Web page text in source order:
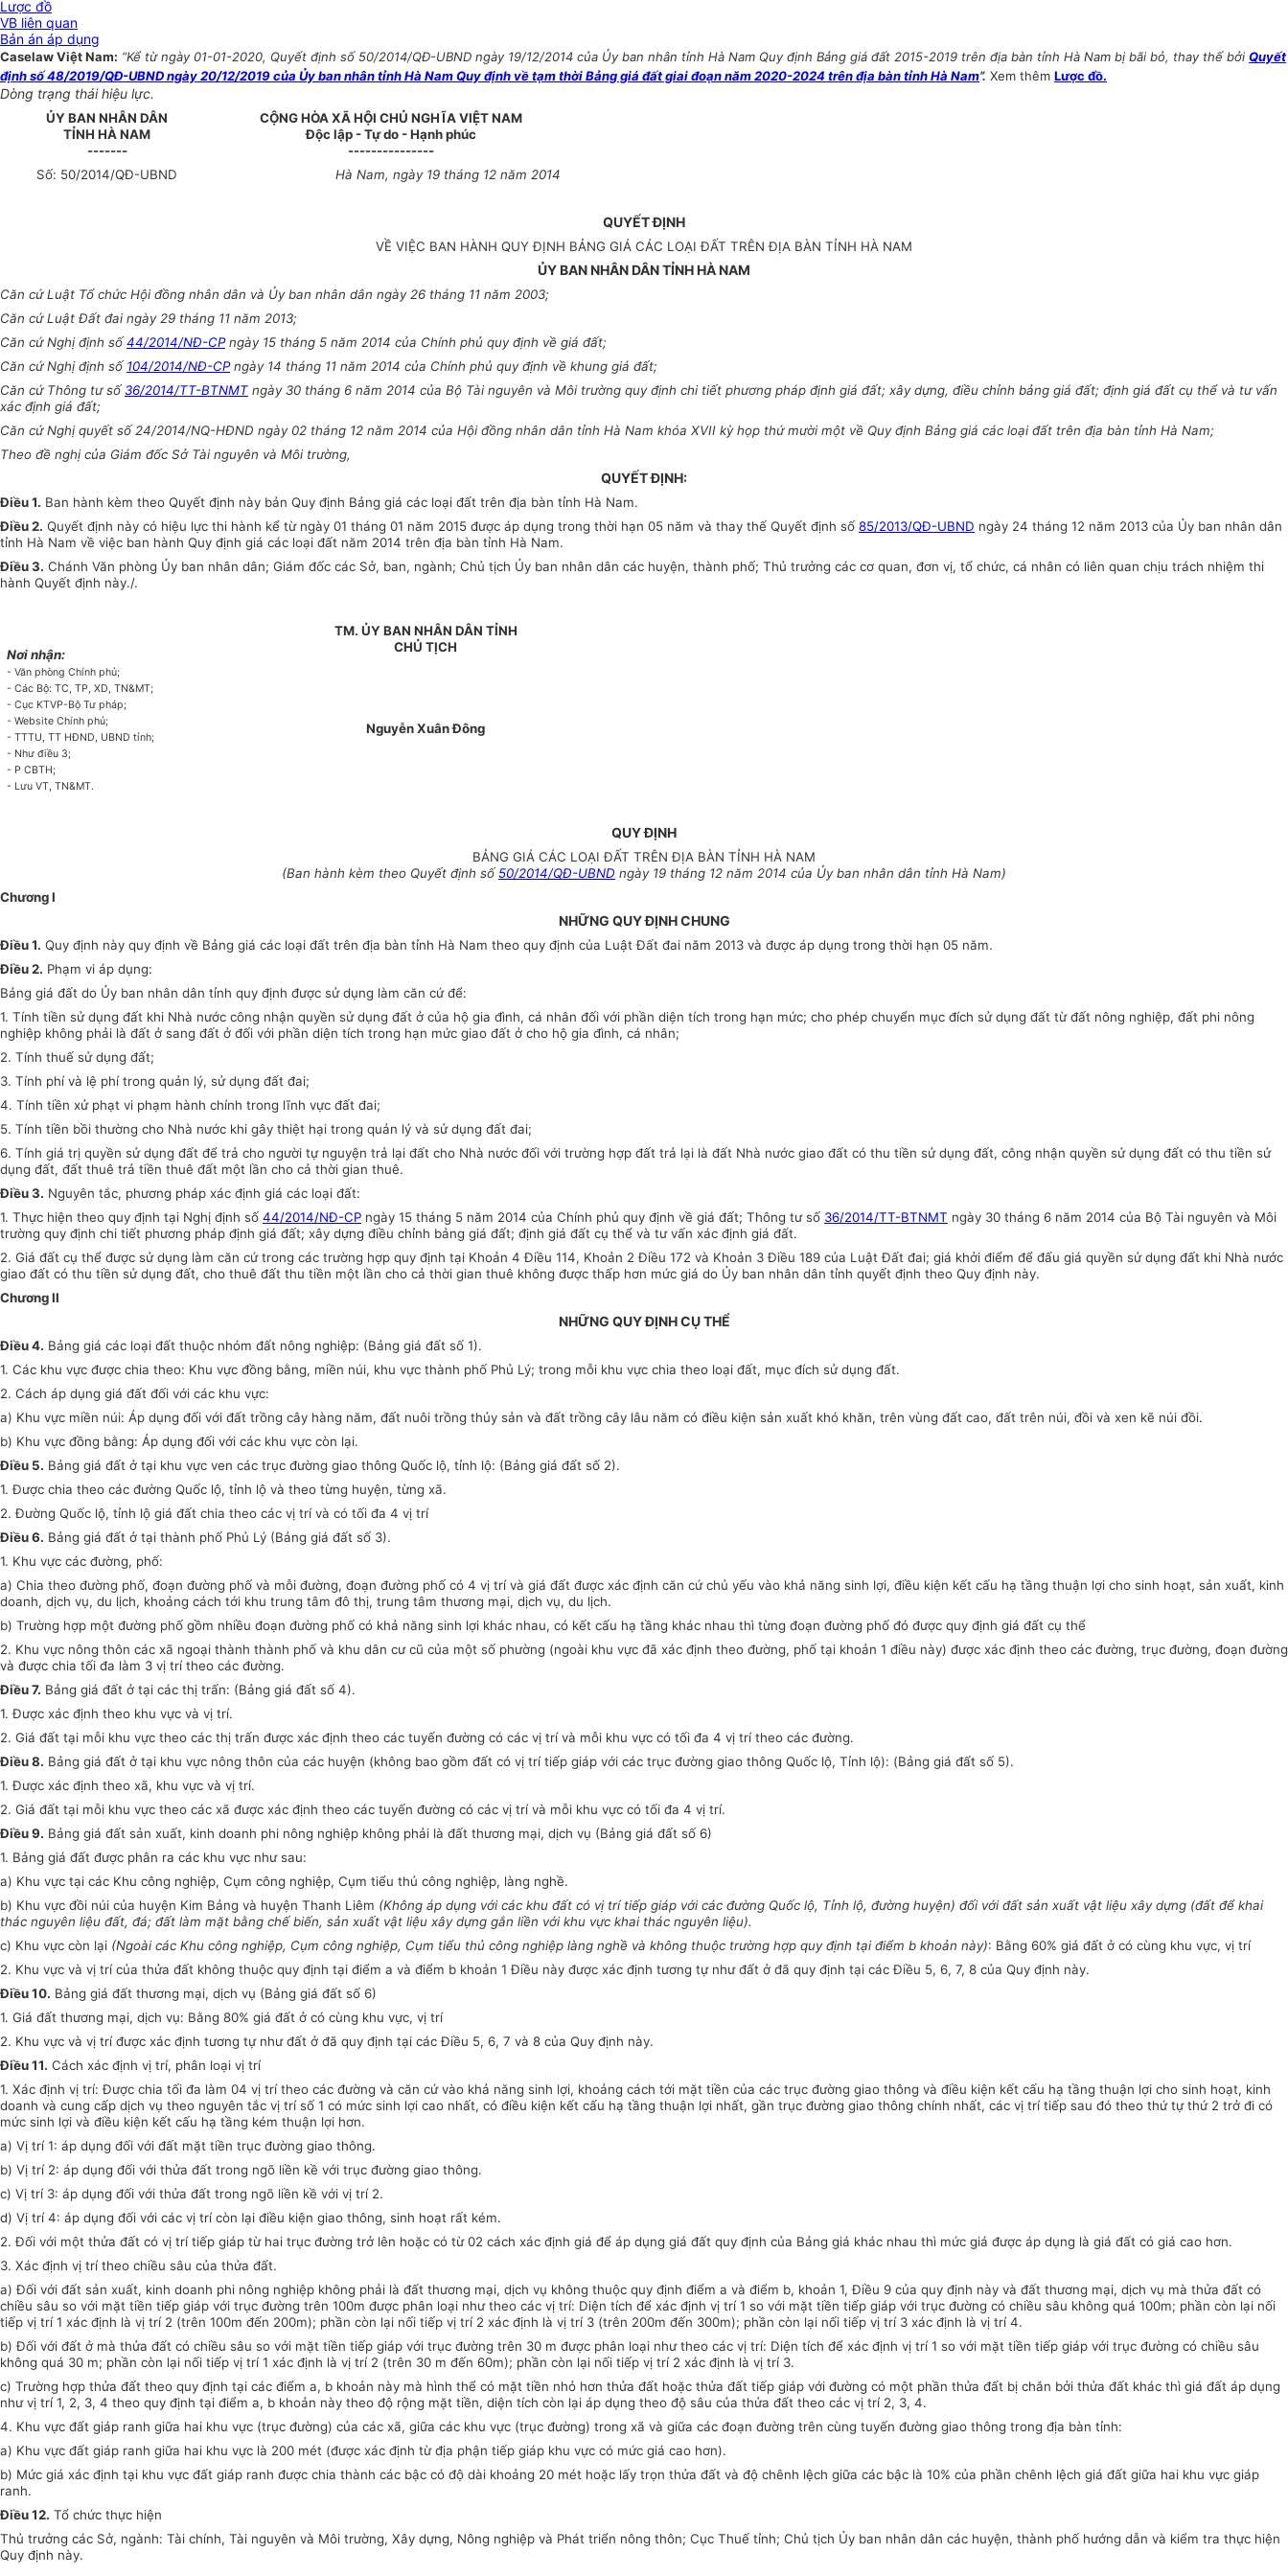
Lược đồ
VB liên quan
Bản án áp dụng
Caselaw Việt Nam: “Kể từ ngày 01-01-2020, Quyết định số 50/2014/QĐ-UBND ngày 19/12/2014 của Ủy ban nhân tỉnh Hà Nam Quy định Bảng giá đất 2015-2019 trên địa bàn tỉnh Hà Nam bị bãi bỏ, thay thế bởi Quyết
định số 48/2019/QĐ-UBND ngày 20/12/2019 của Ủy ban nhân tỉnh Hà Nam Quy định về tạm thời Bảng giá đất giai đoạn năm 2020-2024 trên địa bàn tỉnh Hà Nam”. Xem thêm Lược đồ.
Dòng trạng thái hiệu lực.
ỦY BAN NHÂN DÂN
TỈNH HÀ NAM
-------
CỘNG HÒA XÃ HỘI CHỦ NGHĨA VIỆT NAM
Độc lập - Tự do - Hạnh phúc
---------------
Số: 50/2014/QĐ-UBND Hà Nam, ngày 19tháng 12năm 2014
QUYẾT ĐỊNH
VỀ VIỆC BAN HÀNH QUY ĐỊNH BẢNG GIÁ CÁC LOẠI ĐẤT TRÊN ĐỊA BÀN TỈNH HÀ NAM
ỦY BAN NHÂN DÂN TỈNH HÀ NAM
Căn cứ Luật Tổ chức Hội đồng nhân dân và Ủy ban nhân dân ngày 26 tháng 11 năm 2003;
Căn cứ Luật Đất đai ngày 29 tháng 11 năm 2013;
Căn cứ Nghị định số44/2014/NĐ-CPngày 15 tháng 5 năm 2014 của Chính phủ quy định về giá đất;
Căn cứ Nghị định số 104/2014/NĐ-CPngày 14 tháng 11 năm 2014 của Chính phủ quy định về khung giá đất;
Căn cứ Thông tư số36/2014/TT-BTNMT ngày 30 tháng 6 năm 2014 của Bộ Tài nguyên và Môi trường quy định chi tiết phương pháp định giá đất; xây dựng, điều chỉnh bảng giá đất; định giá đất cụ thể và tư vấn
xác định giá đất;
Căn cứ Nghị quyết số 24/2014/NQ-HĐND ngày 02 tháng 12 năm 2014 của Hội đồng nhân dân tỉnh Hà Nam khóa XVII kỳ họp thứ mười một về Quy định Bảng giá các loại đất trên địa bàn tỉnh Hà Nam;
Theo đề nghị của Giám đốc Sở Tài nguyên và Môi trường,
QUYẾT ĐỊNH:
Điều 1. Ban hành kèm theo Quyết định này bản Quy định Bảng giá các loại đất trên địa bàn tỉnh Hà Nam.
Điều 2. Quyết định này có hiệu lực thi hành kể từ ngày 01 tháng 01 năm 2015 được áp dụng trong thời hạn 05 năm và thay thế Quyết định số 85/2013/QĐ-UBND ngày 24 tháng 12 năm 2013 của Ủy ban nhân dân
tỉnh Hà Nam về việc ban hành Quy định giá các loại đất năm 2014 trên địa bàn tỉnh Hà Nam.
Điều 3. Chánh Văn phòng Ủy ban nhân dân; Giám đốc các Sở, ban, ngành; Chủ tịch Ủy ban nhân dân các huyện, thành phố; Thủ trưởng các cơ quan, đơn vị, tổ chức, cá nhân có liên quan chịu trách nhiệm thi
hành Quyết định này./.
Nơi nhận:
-Văn phòng Chính phủ;
-Các Bộ: TC, TP, XD, TN&MT;
-Cục KTVP-Bộ Tư pháp;
-Website Chínhphủ;
-TTTU, TT HĐND, UBND tỉnh;
- Như điều 3;
- P CBTH;
- Lưu VT, TN&MT.
TM. ỦY BAN NHÂN DÂN TỈNH
CHỦ TỊCH
Nguyễn Xuân Đông
QUY ĐỊNH
BẢNG GIÁ CÁC LOẠI ĐẤT TRÊN ĐỊA BÀN TỈNH HÀ NAM
(Ban hành kèm theo Quyết định số 50/2014/QĐ-UBND ngày 19 tháng 12 năm 2014 của Ủy ban nhân dân tỉnh Hà Nam)
Chương I
NHỮNG QUY ĐỊNH CHUNG
Điều 1. Quy định này quy định về Bảng giá các loại đất trên địa bàn tỉnh Hà Nam theo quy định của Luật Đất đai năm 2013 và được áp dụng trong thời hạn 05 năm.
Điều 2. Phạm vi áp dụng:
Bảng giá đất do Ủy ban nhân dân tỉnh quy định được sử dụng làm căn cứ để:
1. Tính tiền sử dụng đất khi Nhà nước công nhận quyền sử dụng đất ở của hộ gia đình, cá nhân đối với phần diện tích trong hạn mức; cho phép chuyển mục đích sử dụng đất từ đất nông nghiệp, đất phi nông
nghiệp không phải là đất ở sang đất ở đối với phần diện tích trong hạn mức giao đất ở cho hộ gia đình, cá nhân;
2. Tính thuế sử dụng đất;
3. Tính phí và lệ phí trong quản lý, sử dụng đất đai;
4. Tính tiền xử phạt vi phạm hành chính trong lĩnh vực đất đai;
5. Tính tiền bồi thường cho Nhà nước khi gây thiệt hại trong quản lý và sử dụng đất đai;
6. Tính giá trị quyền sử dụng đất để trả cho người tự nguyện trả lại đất cho Nhà nước đối với trường hợp đất trả lại là đất Nhà nước giao đất có thu tiền sử dụng đất, công nhận quyền sử dụng đất có thu tiền sử
dụng đất, đất thuê trả tiền thuê đất một lần cho cả thời gian thuê.
Điều 3. Nguyên tắc, phương pháp xác định giá các loại đất:
1. Thực hiện theo quy định tại Nghị định số 44/2014/NĐ-CP ngày 15 tháng 5 năm 2014 của Chính phủ quy định về giá đất; Thông tư số 36/2014/TT-BTNMT ngày 30 tháng 6 năm 2014 của Bộ Tài nguyên và Môi
trường quy định chi tiết phương pháp định giá đất; xây dựng điều chỉnh bảng giá đất; định giá đất cụ thể và tư vấn xác định giá đất.
2. Giá đất cụ thể được sử dụng làm căn cứ trong các trường hợp quy định tại Khoản 4 Điều 114, Khoản 2 Điều 172 và Khoản 3 Điều 189 của Luật Đất đai; giá khởi điểm để đấu giá quyền sử dụng đất khi Nhà nước
giao đất có thu tiền sử dụng đất, cho thuê đất thu tiền một lần cho cả thời gian thuê không được thấp hơn mức giá do Ủy ban nhân dân tỉnh quyết định theo Quy định này.
Chương II
NHỮNG QUY ĐỊNH CỤ THỂ
Điều 4. Bảng giá các loại đất thuộc nhóm đất nông nghiệp: (Bảng giá đất số 1).
1. Các khu vực được chia theo: Khu vực đồng bằng, miền núi, khu vực thành phố Phủ Lý; trong mỗi khu vực chia theo loại đất, mục đích sử dụng đất.
2. Cách áp dụng giá đất đối với các khu vực:
a) Khu vực miền núi: Áp dụng đối với đất trồng cây hàng năm, đất nuôi trồng thủy sản và đất trồng cây lâu năm có điều kiện sản xuất khó khăn, trên vùng đất cao, đất trên núi, đồi và xen kẽ núi đồi.
b) Khu vực đồng bằng: Áp dụng đối với các khu vực còn lại.
Điều 5. Bảng giá đất ở tại khu vực ven các trục đường giao thông Quốc lộ, tỉnh lộ: (Bảng giá đất số 2).
1.Được chia theo các đường Quốc lộ, tỉnh lộ và theo từng huyện, từng xã.
2.Đường Quốc lộ, tỉnh lộ giá đất chia theo các vị trí và có tối đa 4 vị trí
Điều 6. Bảng giá đất ở tại thành phố Phủ Lý (Bảng giá đất số 3).
1. Khu vực các đường, phố:
a) Chia theo đường phố, đoạn đường phố và mỗi đường, đoạn đường phố có 4 vị trí và giá đất được xác định căn cứ chủ yếu vào khả năng sinh lợi, điều kiện kết cấu hạ tầng thuận lợi cho sinh hoạt, sản xuất, kinh
doanh, dịch vụ, du lịch, khoảng cách tới khu trung tâm đô thị, trung tâm thương mại, dịch vụ, du lịch.
b) Trường hợp một đường phố gồm nhiều đoạn đường phố có khả năng sinh lợi khác nhau, có kết cấu hạ tầng khác nhau thì từng đoạn đường phố đó được quy định giá đất cụ thể
2. Khu vực nông thôn các xã ngoại thành thành phố và khu dân cư cũ của một số phường (ngoài khu vực đã xác định theo đường, phố tại khoản 1 điều này) được xác định theo các đường, trục đường, đoạn đường
và được chia tối đa làm 3 vị trí theo các đường.
Điều 7. Bảng giá đất ở tại các thị trấn: (Bảng giá đất số 4).
1.Được xác định theo khu vực và vị trí.
2. Giá đất tại mỗi khu vực theo các thị trấn được xác định theo các tuyến đường có các vị trí và mỗi khu vực có tối đa 4 vị trí theo các đường.
Điều 8. Bảng giá đất ở tại khu vực nông thôn của các huyện (không bao gồm đất có vị trí tiếp giáp với các trục đường giao thông Quốc lộ, Tỉnh lộ): (Bảng giá đất số 5).
1.Được xác định theo xã, khu vực và vị trí.
2. Giá đất tại mỗi khu vực theo các xã được xác định theo các tuyến đường có các vị trí và mỗi khu vực có tối đa 4 vị trí.
Điều 9. Bảng giá đất sản xuất, kinh doanh phi nông nghiệp không phải là đất thương mại, dịch vụ (Bảng giá đất số 6)
1. Bảng giá đất được phân ra các khu vực như sau:
a) Khu vực tại các Khu công nghiệp, Cụm công nghiệp, Cụm tiểu thủ công nghiệp, làng nghề.
b) Khu vực đồi núi của huyện Kim Bảng và huyện Thanh Liêm (Không áp dụng vớicác khu đất có vị trí tiếp giáp với các đường Quốc lộ, Tỉnh lộ, đường huyện) đối với đất sản xuất vật liệu xây dựng (đất để khai
thác nguyên liệu đất, đá; đất làm mặt bằng chế biến, sản xuất vật liệu xây dựng gắn liền với khu vực khai thác nguyên liệu).
c) Khu vực còn lại (Ngoài các Khu công nghiệp, Cụm công nghiệp, Cụm tiểu thủ công nghiệp làng nghề và không thuộc trường hợp quy định tạiđiểm b khoản này): Bằng 60% giá đất ở có cùng khu vực, vị trí
2. Khu vực và vị trí của thửa đất không thuộc quy định tại điểm a và điểm b khoản 1 Điều này được xác định tương tự như đất ở đã quy định tại các Điều 5, 6, 7, 8 của Quy định này.
Điều 10. Bảng giá đất thương mại, dịch vụ (Bảng giá đất số 6)
1. Giá đất thương mại, dịch vụ: Bằng 80% giá đất ở có cùng khu vực, vị trí
2. Khu vực và vị trí được xác định tương tự như đất ở đã quy định tại các Điều 5, 6, 7 và 8 của Quy định này.
Điều 11. Cách xác định vị trí, phân loại vị trí
1. Xác định vị trí: Được chia tối đa làm 04 vị trí theo các đường và căn cứ vào khả năng sinh lợi, khoảng cách tới mặt tiền của các trục đường giao thông và điều kiện kết cấu hạ tầng thuận lợi cho sinh hoạt, kinh
doanh và cung cấp dịch vụ theo nguyên tắc vị trí số 1 có mức sinh lợi cao nhất, có điều kiện kết cấu hạ tầng thuận lợi nhất, gần trục đường giao thông chính nhất, các vị trí tiếp sau đó theo thứ tự thứ 2 trở đi có
mức sinh lợi và điều kiện kết cấu hạ tầng kém thuận lợi hơn.
a) Vị trí 1: áp dụng đối với đất mặt tiền trục đường giao thông.
b) Vị trí 2: áp dụng đối với thửa đất trong ngõ liền kề với trục đường giao thông.
c) Vị trí 3: áp dụng đối với thửa đất trong ngõ liền kề với vị trí 2.
d) Vị trí 4: áp dụng đối với các vị trí còn lại điều kiện giao thông, sinh hoạt rất kém.
2.Đối với một thửa đất có vị trí tiếp giáp từ hai trục đường trở lên hoặc có từ 02 cách xác định giá để áp dụng giá đất quy định của Bảng giá khác nhau thì mức giá được áp dụng là giá đất có giá cao hơn.
3. Xác định vị trí theo chiều sâu của thửa đất.
a)Đối với đất sản xuất, kinh doanh phi nông nghiệp không phải là đất thương mại, dịch vụ không thuộc quy định điểm a và điểm b, khoản 1, Điều 9 của quy định này và đất thương mại, dịch vụ mà thửa đất có
chiều sâu so với mặt tiền tiếp giáp với trục đường trên 100m được phân loại như theo các vị trí: Diện tích để xác định vị trí 1 so với mặt tiền tiếp giáp với trục đường có chiều sâu không quá 100m; phần còn lại nối
tiếp vị trí 1 xác định là vị trí 2 (trên 100m đến 200m); phần còn lại nối tiếp vị trí 2 xác định là vị trí 3 (trên 200m đến 300m); phần còn lại nối tiếp vị trí 3 xác định là vị trí 4.
b)Đối với đất ở mà thửa đất có chiều sâu so với mặt tiền tiếp giáp với trục đường trên 30 m được phân loại như theo các vị trí: Diện tích để xác định vị trí 1 so với mặt tiền tiếp giáp với trục đường có chiều sâu
không quá 30 m; phần còn lại nối tiếp vị trí 1 xác định là vị trí 2 (trên 30 m đến 60m); phần còn lại nối tiếp vị trí 2 xác định là vị trí 3.
c) Trường hợp thửa đất theo quy định tại các điểm a, b khoản này mà hình thể có mặt tiền nhỏ hơn thửa đất hoặc thửa đất tiếp giáp với đường có một phần thửa đất bị chắn bởi thửa đất khác thì giá đất áp dụng
như vị trí 1, 2, 3, 4 theo quy định tại điểm a, b khoản này theo độ rộng mặt tiền, diện tích còn lại áp dụng theo độ sâu của thửa đất theo các vị trí 2, 3, 4.
4. Khu vực đất giáp ranh giữa hai khu vực (trục đường) của các xã, giữa các khu vực (trục đường) trong xã và giữa các đoạn đường trên cùng tuyến đường giao thông trong địa bàn tỉnh:
a) Khu vực đất giáp ranh giữa hai khu vực là 200 mét (được xác định từ địa phận tiếp giáp khu vực có mức giá cao hơn).
b) Mức giá xác định tại khu vực đất giáp ranh được chia thành các bậc có độ dài khoảng 20 mét hoặc lấy trọn thửa đất và độ chênh lệch giữa các bậc là 10% của phần chênh lệch giá đất giữa hai khu vực giáp
ranh.
Điều 12. Tổ chức thực hiện
Thủ trưởng các Sở, ngành: Tài chính, Tài nguyên và Môi trường, Xây dựng, Nông nghiệp và Phát triển nông thôn; Cục Thuế tỉnh; Chủ tịch Ủy ban nhân dân các huyện, thành phố hướng dẫn và kiểm tra thực hiện
Quy định này.